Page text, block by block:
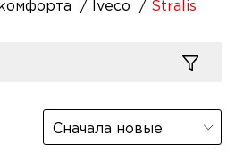
Iveco Stralis
Сначала новые